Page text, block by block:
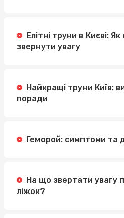
Елітні труни в Києві:
звернути увагу
Найкращі труни Київ:
поради
Геморой: симптоми та
На що звертати увагу
ліжок?